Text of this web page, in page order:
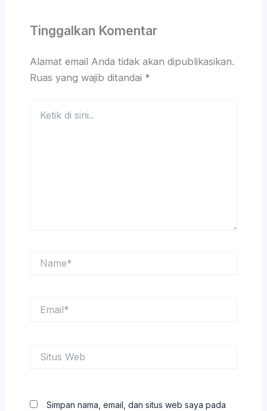
Tinggalkan Komentar
Alamat email Anda tidak akan dipublikasikan.
Ruas yang wajib ditandai *
Web
Simpan nama, email, dan situs web saya pada